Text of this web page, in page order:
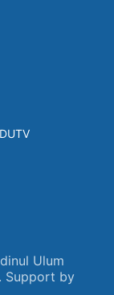
Ulum
Support by